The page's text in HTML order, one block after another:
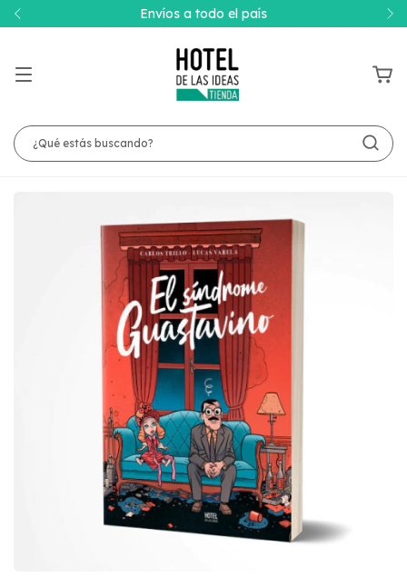
Envíos a todo el país